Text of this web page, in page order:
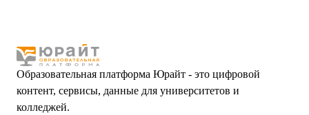
Образовательная платформа Юрайт - это цифровой
контент, сервисы, данные для университетов и
колледжей.